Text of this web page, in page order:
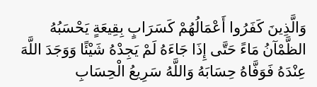
وَالَّذِينَ كَفَرُوا أَعْمَالُهُمْ كَسَرَابٍ بِقِيعَةٍ يَحْسَبُهُ
الظَّمْآنُ مَاءً حَتَّى إِذَا جَاءَهُ لَمْ يَجِدْهُ شَيْئًا وَوَجَدَ اللَّهَ
عِنْدَهُ فَوَفَّاهُ حِسَابَهُ وَاللَّهُ سَرِيعُ الْحِسَابِ